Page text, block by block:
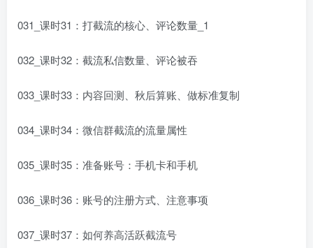
031_课时31：打截流的核心、评论数量_1
032_课时32：截流私信数量、评论被吞
033_课时33：内容回测、秋后算账、做标准复制
034_课时34：微信群截流的流量属性
035_课时35：准备账号：手机卡和手机
036_课时36：账号的注册方式、注意事项
037_课时37：如何养高活跃截流号